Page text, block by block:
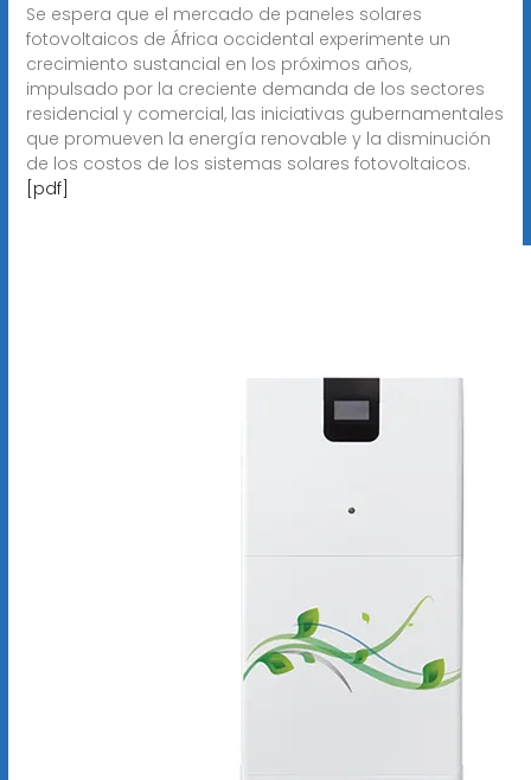
Se espera que el mercado de paneles solares
fotovoltaicos de África occidental experimente un
crecimiento sustancial en los próximos años,
impulsado por la creciente demanda de los sectores
residencial y comercial, las iniciativas gubernamentales
que promueven la energía renovable y la disminución
de los costos de los sistemas solares fotovoltaicos.
[pdf]